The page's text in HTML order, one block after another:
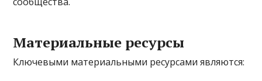
Материальные ресурсы
Ключевыми материальными ресурсами являются: